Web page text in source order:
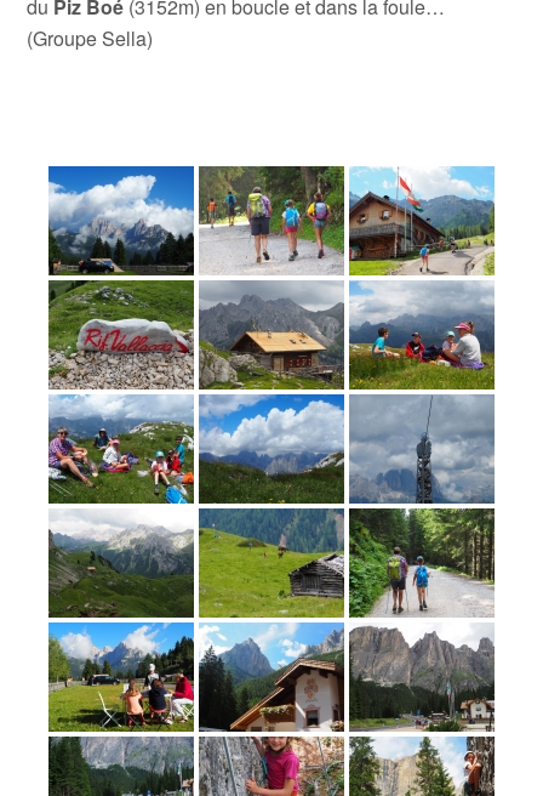
du Piz Boé (3152m) en boucle et dans la foule…
(Groupe Sella)